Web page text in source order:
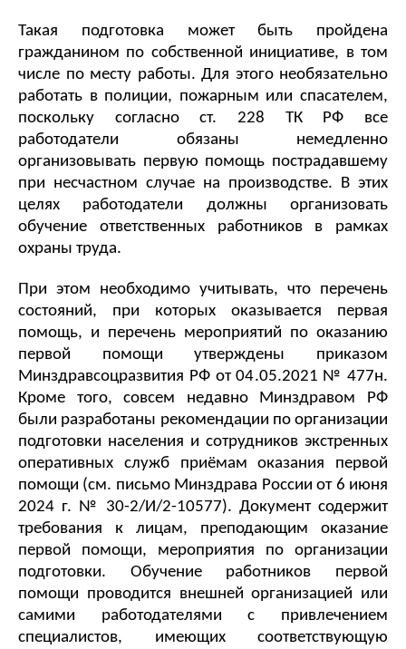
Такая подготовка может быть пройдена
гражданином по собственной инициативе, в том
числе по месту работы. Для этого необязательно
работать в полиции, пожарным или спасателем,
поскольку согласно ст. 228 ТК РФ все
работодатели обязаны немедленно
организовывать первую помощь пострадавшему
при несчастном случае на производстве. В этих
целях работодатели должны организовать
обучение ответственных работников в рамках
охраны труда.
При этом необходимо учитывать, что перечень
состояний, при которых оказывается первая
помощь, и перечень мероприятий по оказанию
первой помощи утверждены приказом
Минздравсоцразвития РФ от 04.05.2021 № 477н.
Кроме того, совсем недавно Минздравом РФ
были разработаны рекомендации по организации
подготовки населения и сотрудников экстренных
оперативных служб приёмам оказания первой
помощи (см. письмо Минздрава России от 6 июня
2024 г. № 30-2/И/2-10577). Документ содержит
требования к лицам, преподающим оказание
первой помощи, мероприятия по организации
подготовки. Обучение работников первой
помощи проводится внешней организацией или
самими работодателями с привлечением
специалистов, имеющих соответствующую